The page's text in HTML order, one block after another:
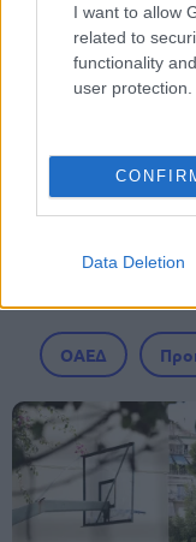
I want to allow
related to
functionality
user protection.
Data Deletion
Αυτοδιοίκηση
ΟΑΕΔ